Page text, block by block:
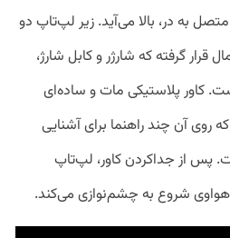
به در، بالا می‌آید. زیر لپ‌تاپ دو
گرفته که شارژر و کابل شارژ،
کاور پلاستیکی مات و ساده‌ای
روی آن چند راهنما برای آشنایی
پس از جداکردن کاور، لپ‌تاپ
شروع به چشم‌نوازی می‌کند.